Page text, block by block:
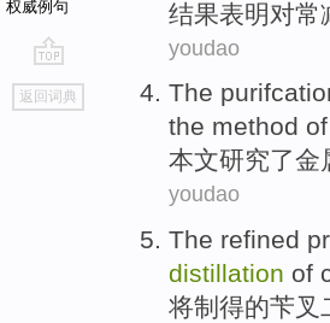
权威例句
go
top
返回词典
结果表明对常
youdao
The
the method of
本文研究了金
youdao
The refined
distillation of
将制得的苄叉